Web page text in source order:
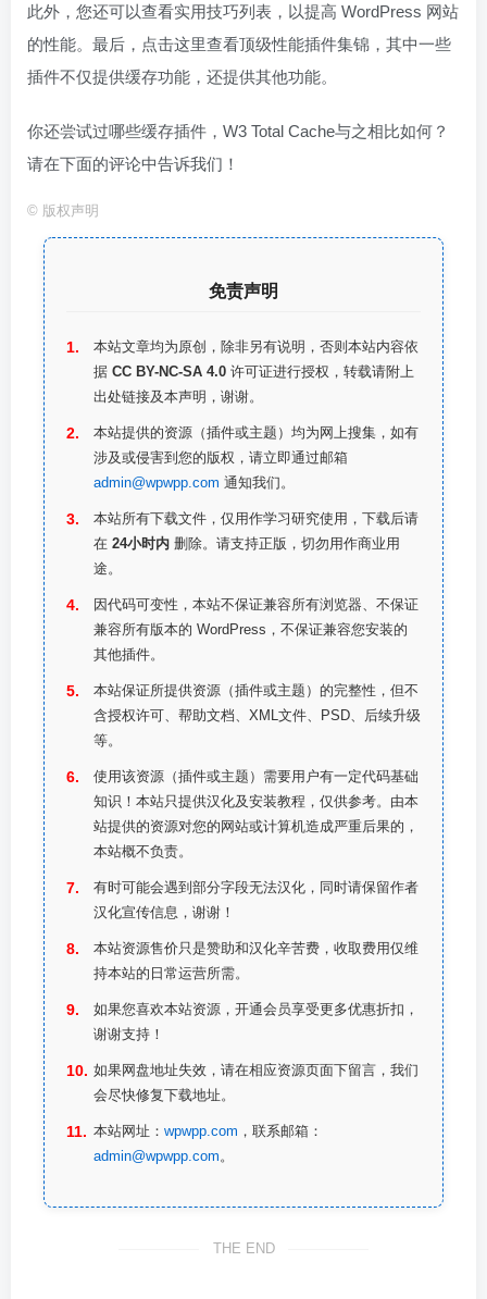
此外，您还可以查看实用技巧列表，以提高 WordPress 网站
的性能。最后，点击这里查看顶级性能插件集锦，其中一些
插件不仅提供缓存功能，还提供其他功能。
你还尝试过哪些缓存插件，W3 Total Cache与之相比如何？
请在下面的评论中告诉我们！
© 版权声明
免责声明
本站文章均为原创，除非另有说明，否则本站内容依
据 CC BY-NC-SA 4.0 许可证进行授权，转载请附上
出处链接及本声明，谢谢。
本站提供的资源（插件或主题）均为网上搜集，如有
涉及或侵害到您的版权，请立即通过邮箱
admin@wpwpp.com 通知我们。
本站所有下载文件，仅用作学习研究使用，下载后请
在 24小时内 删除。请支持正版，切勿用作商业用
途。
因代码可变性，本站不保证兼容所有浏览器、不保证
兼容所有版本的 WordPress，不保证兼容您安装的
其他插件。
本站保证所提供资源（插件或主题）的完整性，但不
含授权许可、帮助文档、XML文件、PSD、后续升级
等。
使用该资源（插件或主题）需要用户有一定代码基础
知识！本站只提供汉化及安装教程，仅供参考。由本
站提供的资源对您的网站或计算机造成严重后果的，
本站概不负责。
有时可能会遇到部分字段无法汉化，同时请保留作者
汉化宣传信息，谢谢！
本站资源售价只是赞助和汉化辛苦费，收取费用仅维
持本站的日常运营所需。
如果您喜欢本站资源，开通会员享受更多优惠折扣，
谢谢支持！
如果网盘地址失效，请在相应资源页面下留言，我们
会尽快修复下载地址。
本站网址： wpwpp.com ，联系邮箱：
admin@wpwpp.com 。
THE END